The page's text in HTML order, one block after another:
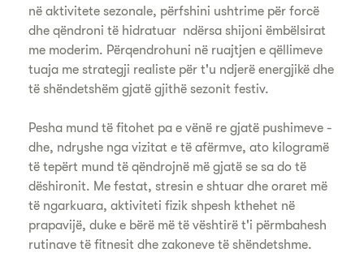
në aktivitete sezonale, përfshini ushtrime për forcë
dhe qëndroni të hidratuar ndërsa shijoni ëmbëlsirat
me moderim. Përqendrohuni në ruajtjen e qëllimeve
tuaja me strategji realiste për t'u ndjerë energjikë dhe
të shëndetshëm gjatë gjithë sezonit festiv.
Pesha mund të fitohet pa e vënë re gjatë pushimeve -
dhe, ndryshe nga vizitat e të afërmve, ato kilogramë
të tepërt mund të qëndrojnë më gjatë se sa do të
dëshironit. Me festat, stresin e shtuar dhe oraret më
të ngarkuara, aktiviteti fizik shpesh kthehet në
prapavijë, duke e bërë më të vështirë t'i përmbahesh
rutinave të fitnesit dhe zakoneve të shëndetshme.